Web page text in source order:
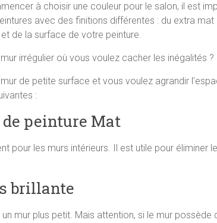
à choisir une couleur pour le salon, il est
avec des finitions différentes : du extra
de la surface de votre peinture.
irrégulier où vous voulez cacher les inégalités
de petite surface et vous voulez agrandir
:
de peinture Mat
pour les murs intérieurs. Il est utile pour
brillante
un mur plus petit. Mais attention, si le mur